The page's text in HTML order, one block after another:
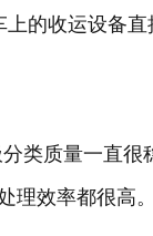
的收运设备
类质量一直很
理效率都很高